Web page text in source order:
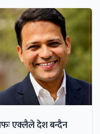
एक्लैले देश बन्दैन